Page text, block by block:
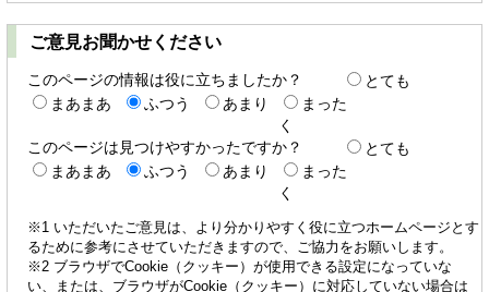
ご意見お聞かせください
このページの情報は役に立ちましたか？
とても
まあまあ
ふつう あまり
まった
く
このページは見つけやすかったですか？
とても
まあまあ
ふつう あまり
まった
く
※1 いただいたご意見は、より分かりやすく役に立つホームページとす
るために参考にさせていただきますので、ご協力をお願いします。
※2 ブラウザでCookie（クッキー）が使用できる設定になっていな
い、または、ブラウザがCookie（クッキー）に対応していない場合は